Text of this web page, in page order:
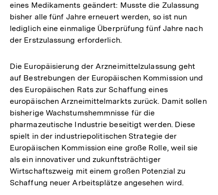
eines Medikaments geändert: Musste die Zulassung
bisher alle fünf Jahre erneuert werden, so ist nun
lediglich eine einmalige Überprüfung fünf Jahre nach
der Erstzulassung erforderlich.
Die Europäisierung der Arzneimittelzulassung geht
auf Bestrebungen der Europäischen Kommission und
des Europäischen Rats zur Schaffung eines
europäischen Arzneimittelmarkts zurück. Damit sollen
bisherige Wachstumshemmnisse für die
pharmazeutische Industrie beseitigt werden. Diese
spielt in der industriepolitischen Strategie der
Europäischen Kommission eine große Rolle, weil sie
als ein innovativer und zukunftsträchtiger
Wirtschaftszweig mit einem großen Potenzial zu
Schaffung neuer Arbeitsplätze angesehen wird.